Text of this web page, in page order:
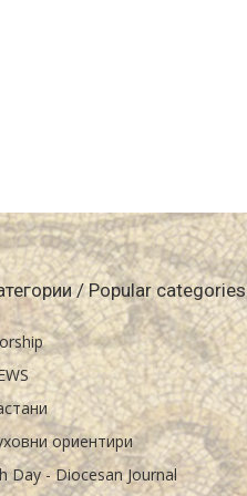
/ Popular categories
ориентири
Day - Diocesan Journal